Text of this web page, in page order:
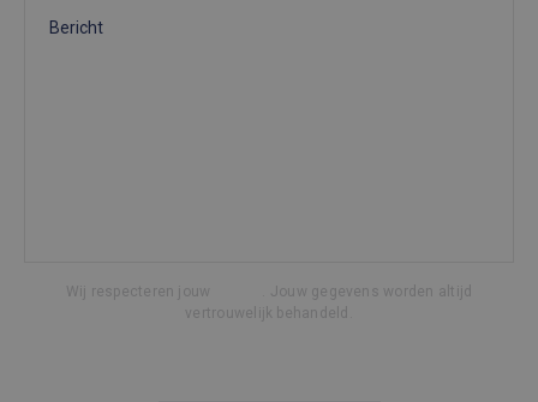
Wij respecteren jouw
. Jouw gegevens worden altijd
vertrouwelijk behandeld.